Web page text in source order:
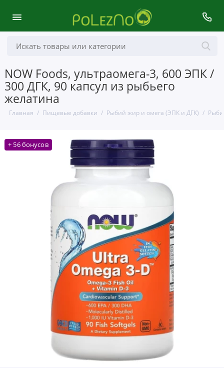
NOW Foods, ультраомега-3, 600 ЭПК /
300 ДГК, 90 капсул из рыбьего
желатина
Главная Пищевые добавки Рыбий жир и омега (ЭПК и ДГК)
+ 56 бонусов